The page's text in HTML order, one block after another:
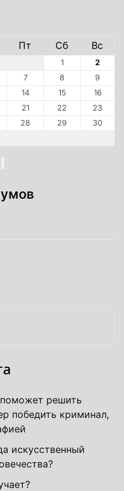
Пт Сб Вс
1
2
7 8
9
14 15
16
21 22
23
28 29
30
поможет решить
победить криминал,
искусственный